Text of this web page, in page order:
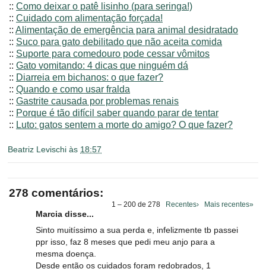
:: Como deixar o patê lisinho (para seringa!)
:: Cuidado com alimentação forçada!
:: Alimentação de emergência para animal desidratado
:: Suco para gato debilitado que não aceita comida
:: Suporte para comedouro pode cessar vômitos
:: Gato vomitando: 4 dicas que ninguém dá
:: Diarreia em bichanos: o que fazer?
:: Quando e como usar fralda
:: Gastrite causada por problemas renais
:: Porque é tão difícil saber quando parar de tentar
:: Luto: gatos sentem a morte do amigo? O que fazer?
Beatriz Levischi às 18:57
278 comentários:
1 – 200 de 278 Recentes› Mais recentes»
Marcia disse...
Sinto muitíssimo a sua perda e, infelizmente tb passei
ppr isso, faz 8 meses que pedi meu anjo para a
mesma doença.
Desde então os cuidados foram redobrados, 1